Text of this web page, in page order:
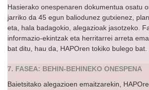
Hasierako onespenaren dokumentua osatu
jarriko da 45 egun baliodunez gutxienez,
eta, hala badagokio, alegazioak jasotzeko.
informazio-ekintzak eta herritarrei arreta
bat ditu, hau da, HAPOren tokiko bulego bat.
7. FASEA: BEHIN-BEHINEKO ONESPENA
Baietsitako alegazioen emaitzarekin,